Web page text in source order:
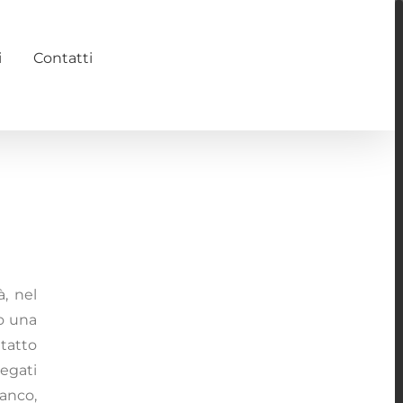
Contatti
nel
una